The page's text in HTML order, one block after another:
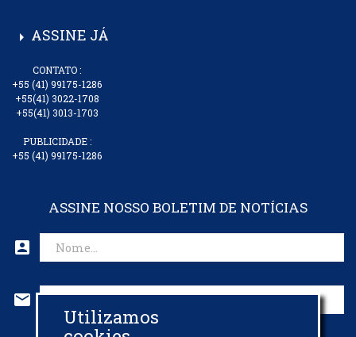
arrow_right ASSINE JÁ
CONTATO :
+55 (41) 99175-1286
+55(41) 3022-1708
+55(41) 3013-1703
PUBLICIDADE :
+55 (41) 99175-1286
ASSINE NOSSO BOLETIM DE NOTÍCIAS
account_box
mail
CADASTRAR EMAIL
Utilizamos